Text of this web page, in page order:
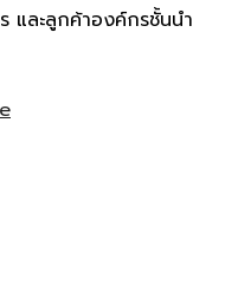
และลูกค้าองค์กรชั้นนำ